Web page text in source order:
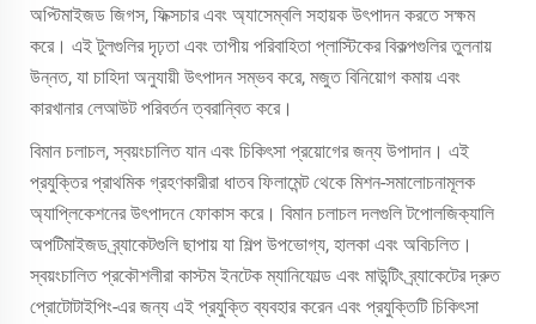
অপ্টিমাইজড জিগস, ফিক্সচার এবং অ্যাসেম্বলি সহায়ক উৎপাদন করতে সক্ষম
করে। এই টুলগুলির দৃঢ়তা এবং তাপীয় পরিবাহিতা প্লাস্টিকের বিকল্পগুলির তুলনায়
উন্নত, যা চাহিদা অনুযায়ী উৎপাদন সম্ভব করে, মজুত বিনিয়োগ কমায় এবং
কারখানার লেআউট পরিবর্তন ত্বরান্বিত করে।
বিমান চলাচল, স্বয়ংচালিত যান এবং চিকিৎসা প্রয়োগের জন্য উপাদান। এই
প্রযুক্তির প্রাথমিক গ্রহণকারীরা ধাতব ফিলামেন্ট থেকে মিশন-সমালোচনামূলক
অ্যাপ্লিকেশনের উৎপাদনে ফোকাস করে। বিমান চলাচল দলগুলি টপোলজিক্যালি
অপটিমাইজড ব্র্যাকেটগুলি ছাপায় যা শিল্প উপভোগ্য, হালকা এবং অবিচলিত।
স্বয়ংচালিত প্রকৌশলীরা কাস্টম ইনটেক ম্যানিফোল্ড এবং মাউন্টিং ব্র্যাকেটের দ্রুত
প্রোটোটাইপিং-এর জন্য এই প্রযুক্তি ব্যবহার করেন এবং প্রযুক্তিটি চিকিৎসা